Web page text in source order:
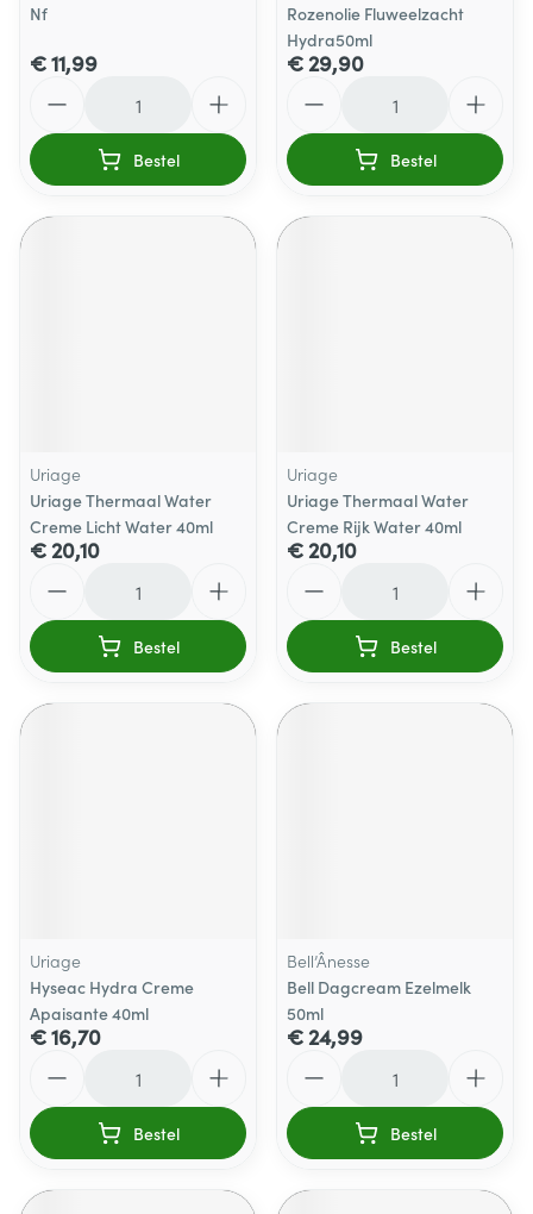
Nf
€ 11,99
Bestel
Rozenolie Fluweelzacht
Hydra50ml
€ 29,90
Bestel
Uriage
Uriage Thermaal Water
Creme Licht Water 40ml
€ 20,10
Bestel
Uriage
Uriage Thermaal Water
Creme Rijk Water 40ml
€ 20,10
Bestel
Uriage
Hyseac Hydra Creme
Apaisante 40ml
€ 16,70
Bestel
Bell’Ânesse
Bell Dagcream Ezelmelk
50ml
€ 24,99
Bestel